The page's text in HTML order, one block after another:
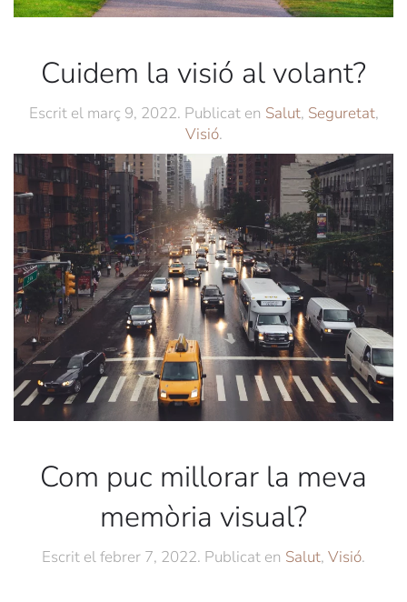
Cuidem la visió al volant?
Escrit el març 9, 2022. Publicat en Salut, Seguretat,
Visió.
Com puc millorar la meva
memòria visual?
Escrit elfebrer 7, 2022. Publicat en Salut, Visió.